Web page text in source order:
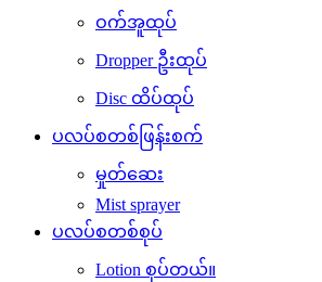
ဝက်အူထုပ်
Dropper ဦးထုပ်
Disc ထိပ်ထုပ်
ပလပ်စတစ်ဖြန်းစက်
မှုတ်ဆေး
Mist sprayer
ပလပ်စတစ်စုပ်
Lotion စုပ်တယ်။